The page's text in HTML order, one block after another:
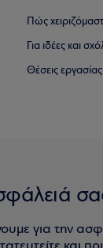
Πώς
Για ιδέες και
Θέσεις εργασίας
για την